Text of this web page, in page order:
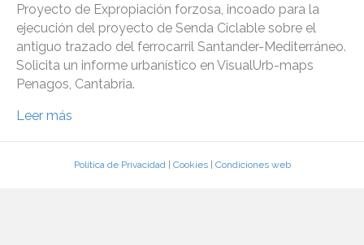
Proyecto de Expropiación forzosa, incoado para la
ejecución del proyecto de Senda Ciclable sobre el
antiguo trazado del ferrocarril Santander-Mediterráneo.
Solicita un informe urbanístico en VisualUrb-maps
Penagos, Cantabria.
Leer más
Política de Privacidad| Cookies| Condiciones web